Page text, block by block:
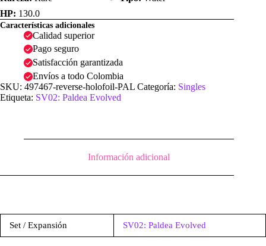
HP: 130.0
Características adicionales
Calidad superior
Pago seguro
Satisfacción garantizada
Envíos a todo Colombia
SKU: 497467-reverse-holofoil-PAL Categoría: Singles
Etiqueta: SV02: Paldea Evolved
Información adicional
Set / Expansión SV02: Paldea Evolved